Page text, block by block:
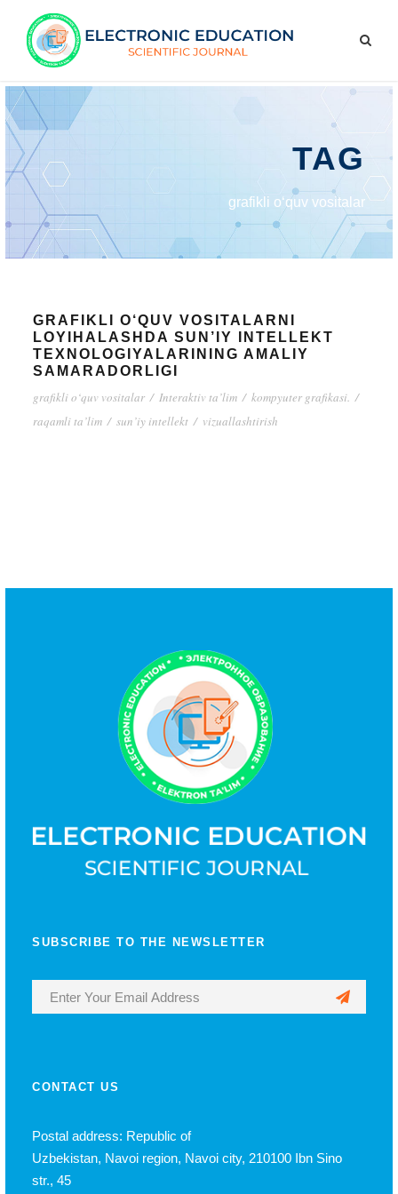
TAG
grafikli o‘quv vositalar
GRAFIKLI O‘QUV VOSITALARNI
LOYIHALASHDA SUN’IY INTELLEKT
TEXNOLOGIYALARINING AMALIY
SAMARADORLIGI
grafikli o‘quv vositalar / Interaktiv ta’lim / kompyuter grafikasi. /
raqamli ta’lim / sun’iy intellekt / vizuallashtirish
SUBSCRIBE TO THE NEWSLETTER
CONTACT US
Postal address: Republic of
Uzbekistan, Navoi region, Navoi city, 210100 Ibn Sino
str., 45